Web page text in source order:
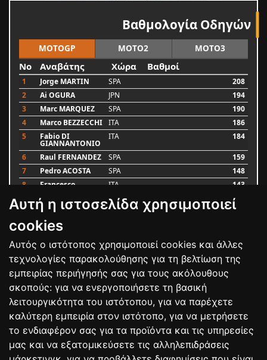
Αυτή η ιστοσελίδα χρησιμοποιεί
cookies
Αυτός ο ιστότοπος χρησιμοποιεί cookies και άλλες
τεχνολογίες παρακολούθησης για τη βελτίωση της
εμπειρίας περιήγησής σας για τους ακόλουθους
σκοπούς: για να ενεργοποιήσετε τη βασική
λειτουργικότητα του ιστότοπου, για να παρέχετε
καλύτερη εμπειρία στον ιστότοπο, για να μετρήσετε
το ενδιαφέρον σας για τα προϊόντα και τις υπηρεσίες
μας και να εξατομικεύσετε τις αλληλεπιδράσεις
Βαθμολογία Οδηγών
MOTOGP MOTO2 MOTO3
No Αναβάτης Χώρα Βαθμοί
1 Jorge MARTIN SPA
208
2
Ai OGURA JPN
194
3
Marc MARQUEZ SPA
190
4
Marco BEZZECCHI ITA
186
5
Fabio DI
GIANNANTONIO
ITA 184
6 Raul FERNANDEZ SPA
159
7
Pedro ACOSTA SPA
148
8
Francesco ITA 143
9 Alex MARQUEZ SPA
Luca MARINI
Bαθμολογία